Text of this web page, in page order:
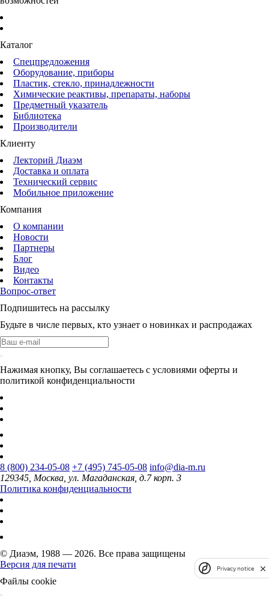
Каталог
Спецпредложения
Оборудование, приборы
Пластик, стекло, принадлежности
Химические реактивы, препараты, наборы
Предметный указатель
Библиотека
Производители
Клиенту
Лекторий Диаэм
Доставка и оплата
Технический сервис
Мобильное приложение
Компания
О компании
Новости
Партнеры
Блог
Видео
Контакты
Вопрос-ответ
Подпишитесь на рассылку
Будьте в числе первых, кто узнает о новинках и распродажах
Нажимая кнопку, Вы соглашаетесь с условиями оферты и
политикой конфиденциальности
8 (800) 234-05-08 +7 (495) 745-05-08 info@dia-m.ru
129345, Москва, ул. Магаданская, д.7 корп. 3
Политика конфиденциальности
© Диаэм, 1988 — 2026. Все права защищены
Версия для печати
Файлы cookie
Privacy notice